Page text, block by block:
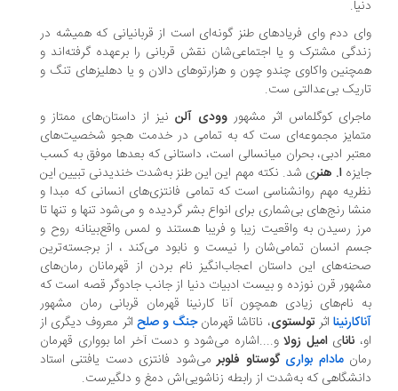
ددم وای فریادهای طنز گونه‌ای است از قربانیانی که همیشه در
مشترک و یا اجتماعی‌شان نقش قربانی را برعهده گرفته‌اند و
واکاوی چندو چون و هزارتوهای دالان و یا دهلیزهای تنگ و
بی‌عدالتی ست.
کوگلماس اثر مشهوروودی آلننیز از داستان‌های ممتاز و
مجموعه‌ای ست که به تمامی در خدمت هجو شخصیت‌های
ادبی، بحران میانسالی است، داستانی که بعدها موفق به کسب
ا. هنری شد. نکته مهم این این طنز به‌شدت خندیدنی تبیین این
مهم روانشناسی است که تمامی فانتزی‌های انسانی که مبدا و
رنج‌های بی‌شماری برای انواع بشر گردیده و می‌شود تنها و تنها تا
رسیدن به واقعیت زیبا و فریبا هستند و لمس واقع‌بینانه روح و
انسان تمامی‌شان را نیست و نابود می‌کند ، از برجسته‌ترین
این داستان اعجاب‌انگیز نام بردن از قهرمانان رمان‌های
قرن نوزده و بیست ادبیات دنیا از جانب جادوگر قصه است که
نام‌های زیادی همچون آنا کارنینا قهرمان قربانی رمان مشهور
اثرتولستوی، ناتاشا قهرمانجنگ و صلحاثر معروف دیگری از
یامیل زولاو....اشاره می‌شود و دست آخر اما بوواری قهرمان
مادام بواری گوستاو فلوبرمی‌شود فانتزی دست یافتنی استاد
که به‌شدت از رابطه زناشویی‌اش دمغ و دلگیرست.